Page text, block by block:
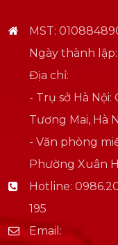
MST:
Ngày thành lập:
Địa chỉ:
- Trụ sở Hà Nội:
Tương Mai, Hà
- Văn phòng
Phường Xuân
Hotline:
195
Email: